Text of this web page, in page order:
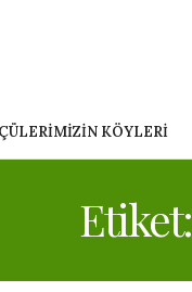
KÖYLERI
Etiket: